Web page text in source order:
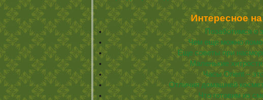
Интересное
Позаботимся о
Чем еще можно
Еще советы при
Маленькие
Часы Orient –
Отличия домашней
Что готовим из